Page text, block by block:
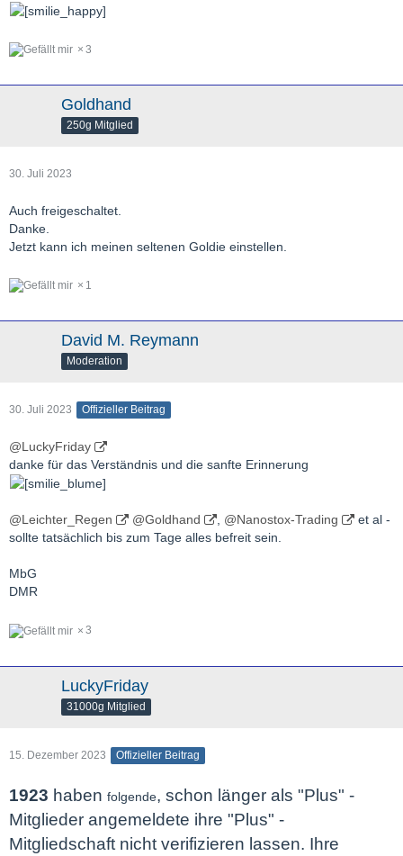
3
Goldhand
250g Mitglied
30. Juli 2023
Auch freigeschaltet.
Danke.
Jetzt kann ich meinen seltenen Goldie einstellen.
1
David M. Reymann
Moderation
30. Juli 2023 Offizieller Beitrag
@LuckyFriday
danke für das Verständnis und die sanfte Erinnerung
@Leichter_Regen @Goldhand , @Nanostox-Trading
et al -
sollte tatsächlich bis zum Tage alles befreit sein.
MbG
DMR
3
LuckyFriday
31000g Mitglied
15. Dezember 2023 Offizieller Beitrag
1923 haben folgende, schon länger als "Plus" -
Mitglieder angemeldete ihre "Plus" -
Mitgliedschaft nicht verifizieren lassen. Ihre